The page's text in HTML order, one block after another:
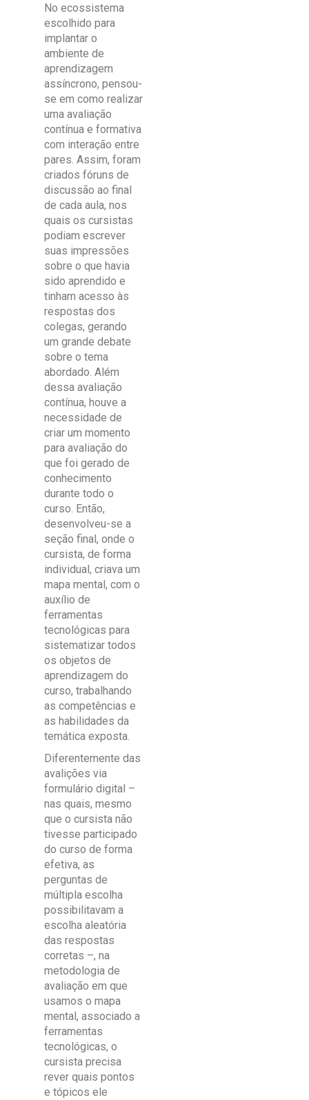
No ecossistema
escolhido para
implantar o
ambiente de
aprendizagem
assíncrono, pensou-
se em como realizar
uma avaliação
contínua e formativa
com interação entre
pares. Assim, foram
criados fóruns de
discussão ao final
de cada aula, nos
quais os cursistas
podiam escrever
suas impressões
sobre o que havia
sido aprendido e
tinham acesso às
respostas dos
colegas, gerando
um grande debate
sobre o tema
abordado. Além
dessa avaliação
contínua, houve a
necessidade de
criar um momento
para avaliação do
que foi gerado de
conhecimento
durante todo o
curso. Então,
desenvolveu-se a
seção final, onde o
cursista, de forma
individual, criava um
mapa mental, com o
auxílio de
ferramentas
tecnológicas para
sistematizar todos
os objetos de
aprendizagem do
curso, trabalhando
as competências e
as habilidades da
temática exposta.
Diferentemente das
avalições via
formulário digital –
nas quais, mesmo
que o cursista não
tivesse participado
do curso de forma
efetiva, as
perguntas de
múltipla escolha
possibilitavam a
escolha aleatória
das respostas
corretas –, na
metodologia de
avaliação em que
usamos o mapa
mental, associado a
ferramentas
tecnológicas, o
cursista precisa
rever quais pontos
e tópicos ele